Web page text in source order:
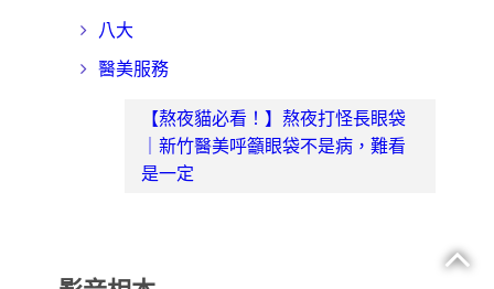
八大
醫美服務
【熬夜貓必看！】熬夜打怪長眼袋
｜新竹醫美呼籲眼袋不是病，難看
是一定